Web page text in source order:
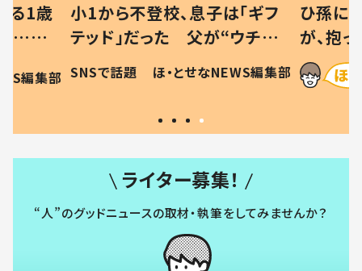
る1歳
…母
現行
編集部
小1から不登校、息子は「ギフ
テッド」だった 父が“ウチ給
食”を作り続ける理由とは #令
和の親 #令和の子
SNSで話題 ほ・とせなNEWS編集部
ひ孫に
が、抱
に「涙
方ない」
ライター募集！
“人”のグッドニュースの取材・執筆をしてみませんか？